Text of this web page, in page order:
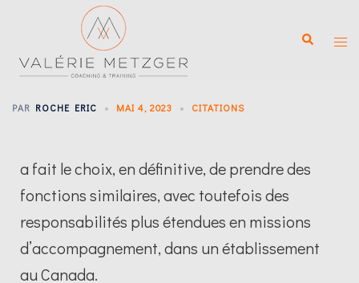
PAR ROCHE ERIC MAI 4, 2023 CITATIONS
a fait le choix, en définitive, de prendre des
fonctions similaires, avec toutefois des
responsabilités plus étendues en missions
d’accompagnement, dans un établissement
au Canada.